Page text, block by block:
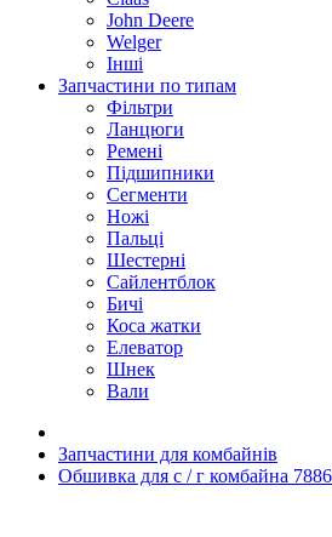
John Deere
Welger
Інші
Запчастини по типам
Фільтри
Ланцюги
Ремені
Підшипники
Сегменти
Ножі
Пальці
Шестерні
Сайлентблок
Бичі
Коса жатки
Елеватор
Шнек
Вали
Запчастини для комбайнів
Обшивка для с / г комбайна